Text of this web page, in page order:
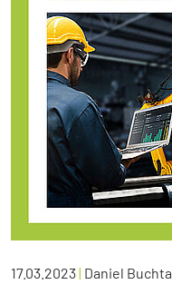
17.03.2023| Daniel Buchta